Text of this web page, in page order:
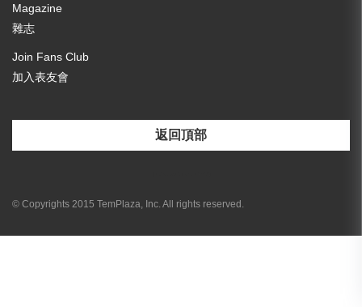
Magazine
雜志
Join Fans Club
加入表友會
返回頂部
© Copyrights 2015 TemPlaza, Inc. All rights reserved.